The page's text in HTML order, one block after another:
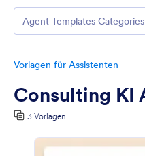
Vorlagen für Assistenten
Consulting KI
3 Vorlagen
Agent Templates Categories